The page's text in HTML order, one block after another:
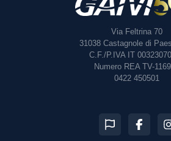
Via Feltrina 70
31038 Castagnole di
C.F./P.IVA IT
Numero REA TV-
0422 450501